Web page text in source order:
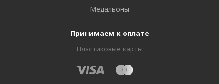
Медальоны
Принимаем к оплате
Пластиковые карты